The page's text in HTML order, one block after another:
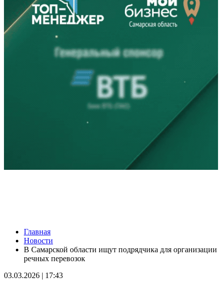
Серия магнитных бурь ожидается в Самарской области во
второй половине августа
08.08.2026 | 21:52
"Акрон" вничью сыграл с "Локомотивом" в третьем туре РПЛ
Вячеслав Федорищев поздравил "Волонтёров-медиков" с
Главная
Новости
В Самарской области ищут подрядчика для организации
речных перевозок
03.03.2026 | 17:43